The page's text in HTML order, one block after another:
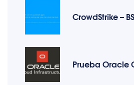
CrowdStrike –
Prueba Oracle